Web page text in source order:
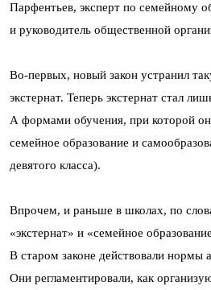
Парфентьев, эксперт по семейному
и руководитель общественной
Во-первых, новый закон устранил
экстернат. Теперь экстернат стал
А формами обучения, при которой
семейное образование и
девятого класса).
Впрочем, и раньше в школах, по
«экстернат» и «семейное
В старом законе действовали нормы
Они регламентировали, как